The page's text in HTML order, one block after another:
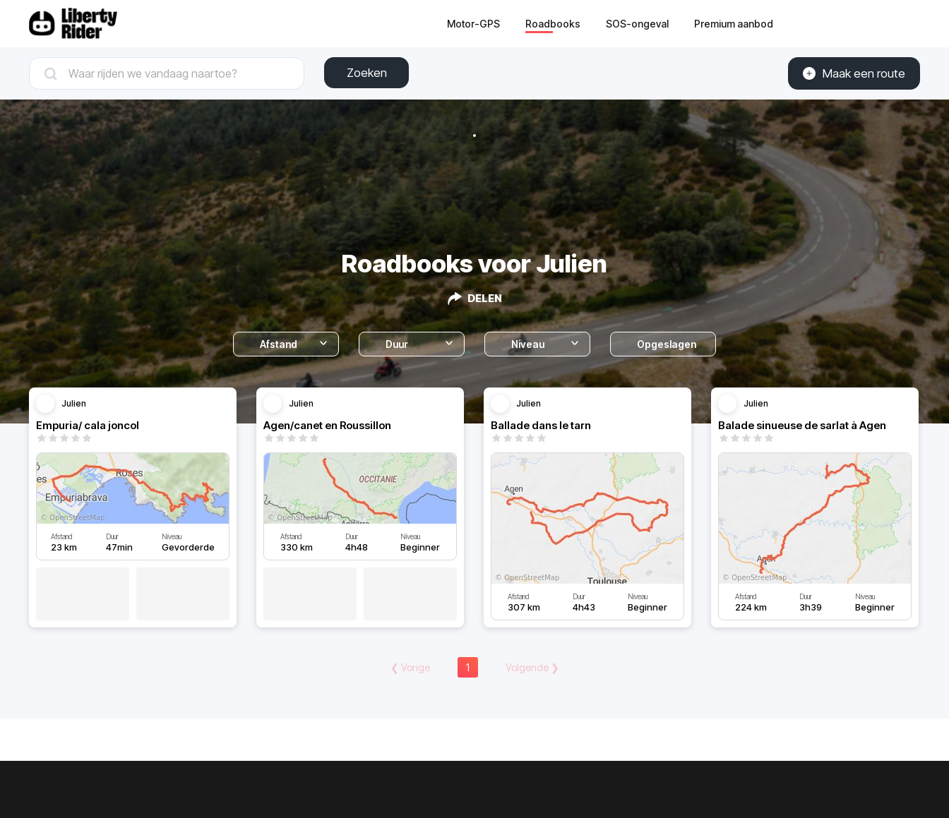
Motor-GPS Roadbooks SOS-ongeval Premium aanbod
Zoeken Maak een route
Roadbooks voor Julien
DELEN
Afstand Duur Niveau Opgeslagen
Julien
Empuria/ cala joncol
Afstand
23 km
Duur
47min
Niveau
Gevorderde
Julien
Agen/canet en Roussillon
Afstand
330 km
Duur
4h48
Niveau
Beginner
Julien
Ballade dans le tarn
Afstand
307 km
Duur
4h43
Niveau
Beginner
Julien
Balade sinueuse de sarlat à Agen
Afstand
224 km
Duur
3h39
Niveau
Beginner
❮ Vorige 1 Volgende❯